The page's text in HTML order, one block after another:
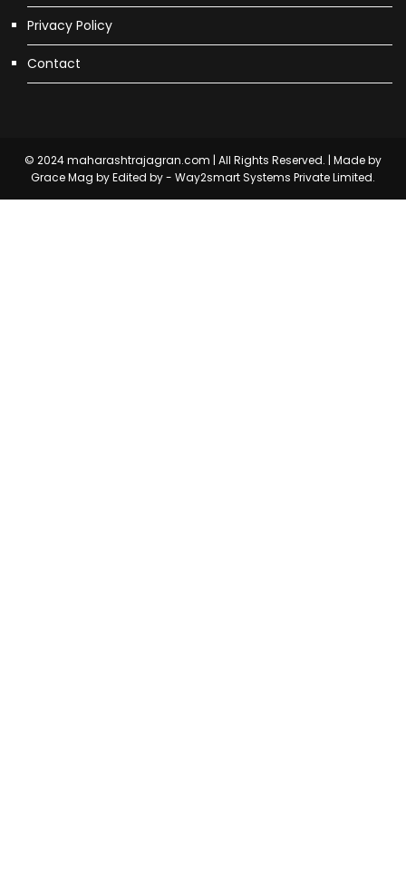
Privacy Policy
Contact
© 2024 maharashtrajagran.com | All Rights Reserved. | Made by
Grace Mag byEdited by - Way2smart Systems Private Limited.